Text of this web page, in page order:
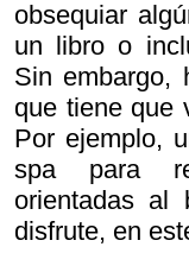
obsequiar
un libro o
Sin embargo,
que tiene que
Por ejemplo,
spa para
orientadas al
disfrute, en